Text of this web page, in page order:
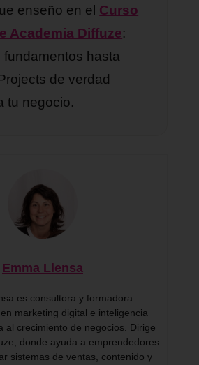
enseño en el Curso
Academia Diffuze:
fundamentos hasta
de verdad
tu negocio.
Emma Llensa
es consultora y formadora
marketing digital e inteligencia
al crecimiento de negocios. Dirige
donde ayuda a emprendedores
sistemas de ventas, contenido y